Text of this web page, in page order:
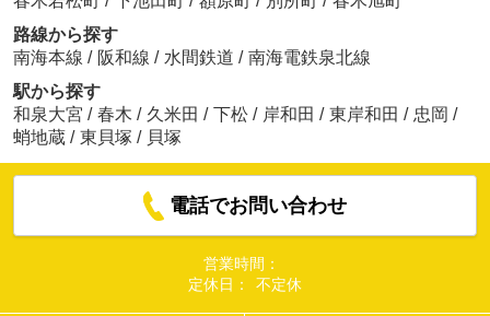
路線から探す
南海本線 / 阪和線 / 水間鉄道 / 南海電鉄泉北線
駅から探す
和泉大宮 / 春木 / 久米田 / 下松 / 岸和田 / 東岸和田 / 忠岡 /
蛸地蔵 / 東貝塚 / 貝塚
電話でお問い合わせ
営業時間：
定休日：
不定休